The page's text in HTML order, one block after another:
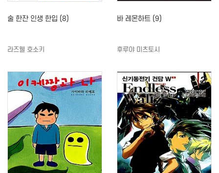
술 한잔 인생 한입 (8)
라즈웰 호소키
바 레몬하트 (9)
후루야 미츠토시